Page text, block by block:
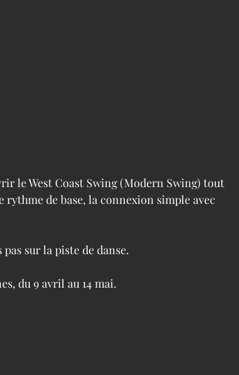
le West Coast Swing (Modern Swing) tout
de base, la connexion simple avec
sur la piste de danse.
du 9 avril au 14 mai.